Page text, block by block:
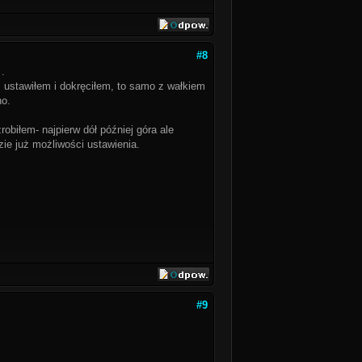
#8
i dokręciłem, to samo z wałkiem
najpierw dół później góra ale
już możliwości ustawienia.
#9